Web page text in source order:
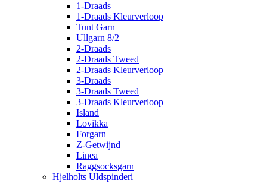
1-Draads
1-Draads Kleurverloop
Tunt Garn
Ullgarn 8/2
2-Draads
2-Draads Tweed
2-Draads Kleurverloop
3-Draads
3-Draads Tweed
3-Draads Kleurverloop
Island
Lovikka
Forgarn
Z-Getwijnd
Linea
Raggsocksgarn
Hjelholts Uldspinderi